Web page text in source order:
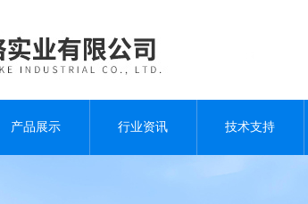
产品展示 行业资讯 技术支持